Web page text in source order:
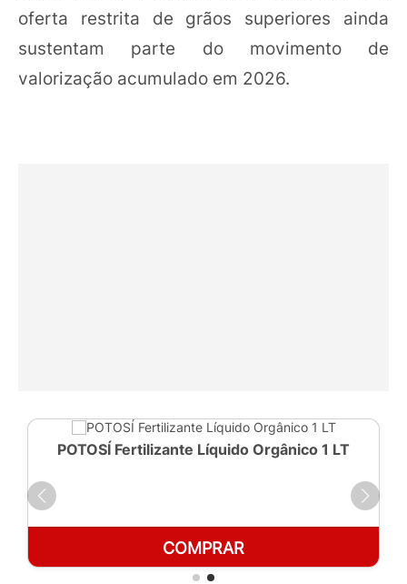
oferta restrita de grãos superiores ainda
sustentam parte do movimento de
valorização acumulado em 2026.
POTOSÍ Fertilizante Líquido Orgânico 1 LT
COMPRAR